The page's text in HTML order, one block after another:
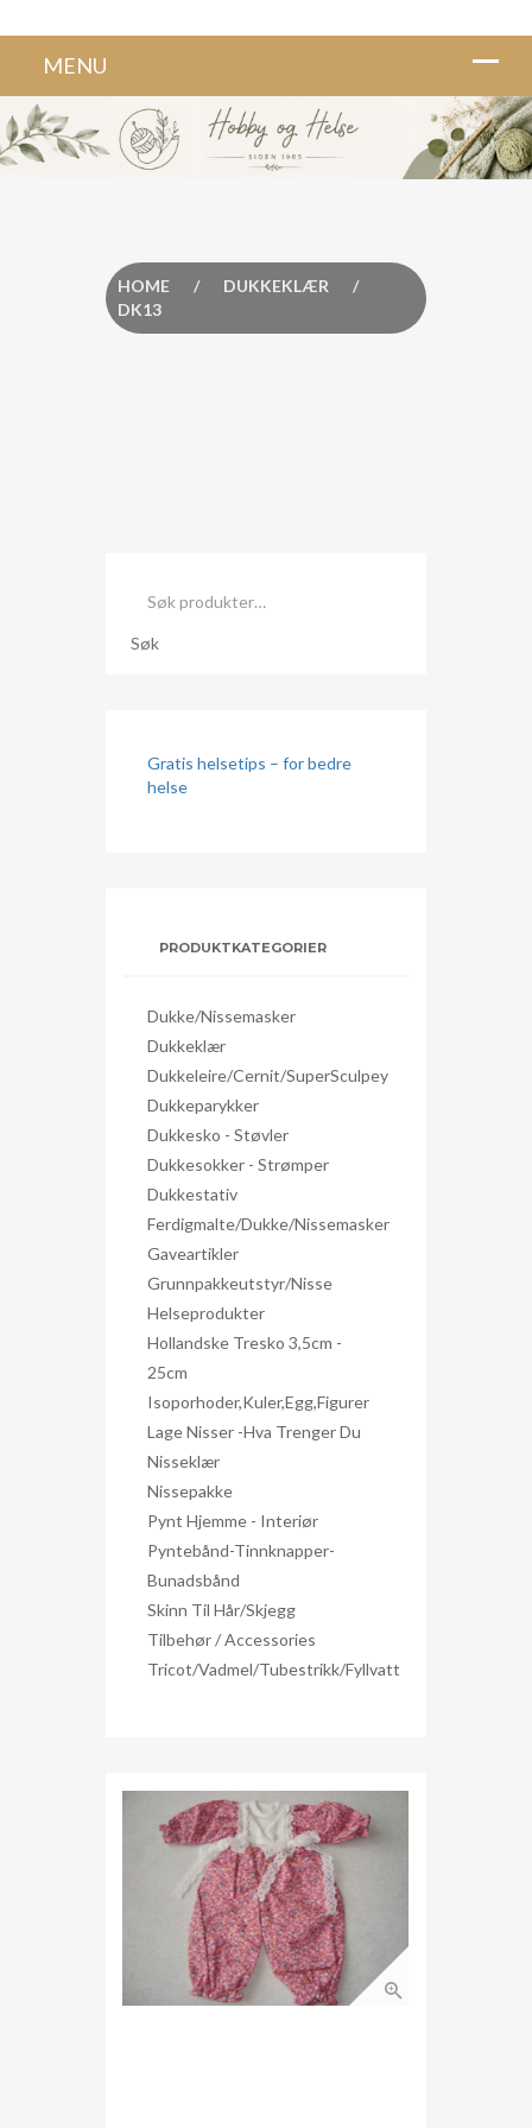
HOME / DUKKEKLÆR
/
DK13
etter:
Søk
Gratis helsetips – for bedre
helse
PRODUKTKATEGORIER
Dukke/nissemasker
Dukkeklær
Dukkeleire/Cernit/SuperSculpey
Dukkeparykker
Dukkesko - Støvler
Dukkesokker - Strømper
Dukkestativ
Ferdigmalte/dukke/nissemasker
Gaveartikler
Grunnpakkeutstyr/nisse
Helseprodukter
Hollandske Tresko 3,5cm -
25cm
Isoporhoder,kuler,egg,figurer
Lage Nisser -hva Trenger Du
Nisseklær
Nissepakke
Pynt Hjemme - Interiør
Pyntebånd-Tinnknapper-
Bunadsbånd
Skinn Til Hår/skjegg
Tilbehør / Accessories
Tricot/Vadmel/Tubestrikk/Fyllvatt